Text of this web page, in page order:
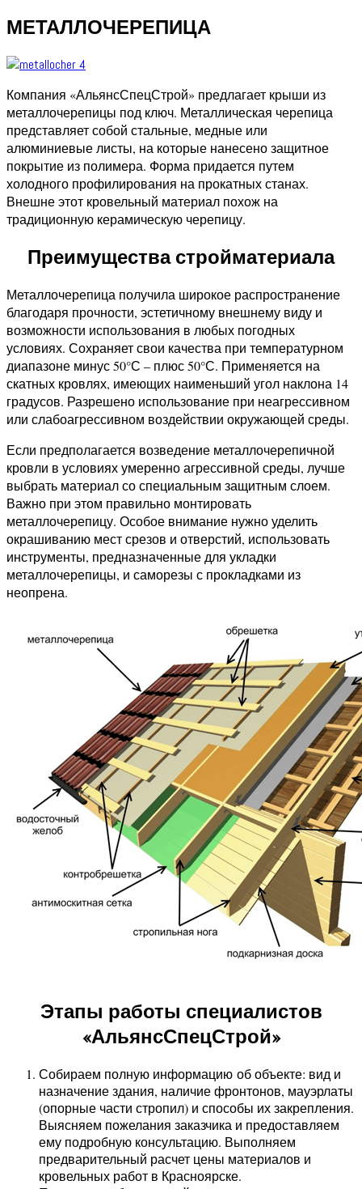
МЕТАЛЛОЧЕРЕПИЦА
Компания «АльянсСпецСтрой» предлагает крыши из
металлочерепицы под ключ. Металлическая черепица
представляет собой стальные, медные или
алюминиевые листы, на которые нанесено защитное
покрытие из полимера. Форма придается путем
холодного профилирования на прокатных станах.
Внешне этот кровельный материал похож на
традиционную керамическую черепицу.
Преимущества стройматериала
Металлочерепица получила широкое распространение
благодаря прочности, эстетичному внешнему виду и
возможности использования в любых погодных
условиях. Сохраняет свои качества при температурном
диапазоне минус 50°С – плюс 50°С. Применяется на
скатных кровлях, имеющих наименьший угол наклона 14
градусов. Разрешено использование при неагрессивном
или слабоагрессивном воздействии окружающей среды.
Если предполагается возведение металлочерепичной
кровли в условиях умеренно агрессивной среды, лучше
выбрать материал со специальным защитным слоем.
Важно при этом правильно монтировать
металлочерепицу. Особое внимание нужно уделить
окрашиванию мест срезов и отверстий, использовать
инструменты, предназначенные для укладки
металлочерепицы, и саморезы с прокладками из
неопрена.
Этапы работы специалистов
«АльянсСпецСтрой»
Собираем полную информацию об объекте: вид и
назначение здания, наличие фронтонов, мауэрлаты
(опорные части стропил) и способы их закрепления.
Выясняем пожелания заказчика и предоставляем
ему подробную консультацию. Выполняем
предварительный расчет цены материалов и
кровельных работ в Красноярске.